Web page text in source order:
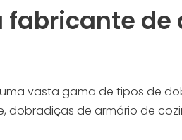
fabricante
vasta gama de tipos de
de armário de